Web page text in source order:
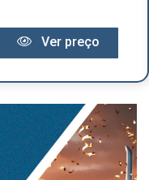
Ver preço